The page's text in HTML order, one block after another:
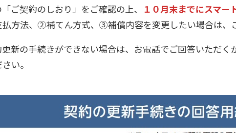
ご契約のしおり」をご確認の上、
１０月末までにスマー
方法、②補てん方式、③補償内容を変更したい場合は、
新の手続きができない場合は、お電話でご回答いただく
い。